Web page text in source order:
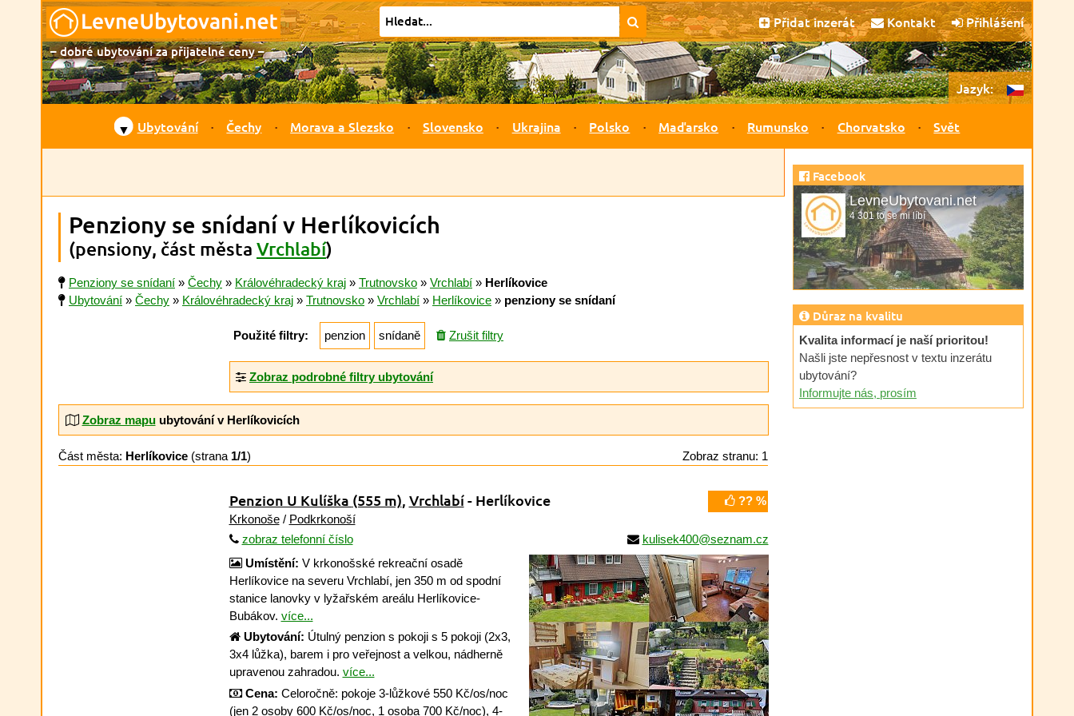
Přidat inzerát Kontakt Přihlášení
– dobré ubytování za přijatelné ceny –
Jazyk:
▼ Ubytování Čechy Morava a Slezsko Slovensko Ukrajina Polsko Maďarsko Rumunsko Chorvatsko Svět
Penziony se snídaní v Herlíkovicích
(pensiony, část města Vrchlabí)
Penziony se snídaní » Čechy » Královéhradecký kraj » Trutnovsko » Vrchlabí » Herlíkovice
Ubytování » Čechy » Královéhradecký kraj » Trutnovsko » Vrchlabí » Herlíkovice » penziony se snídaní
Použité filtry: penzion snídaně Zrušit filtry
Zobraz podrobné filtry ubytování
Zobraz mapuubytování v Herlíkovicích
Část města: Herlíkovice (strana 1/1) Zobraz stranu: 1
?? %
Penzion U Kulíška (555 m), Vrchlabí- Herlíkovice
Krkonoše/ Podkrkonoší
zobraz telefonní číslo
kulisek400@seznam.cz
Umístění: V krkonošské rekreační osadě
Herlíkovice na severu Vrchlabí, jen 350 m od spodní
stanice lanovky v lyžařském areálu Herlíkovice-
Bubákov. více...
Ubytování: Útulný penzion s pokoji s 5 pokoji (2x3,
3x4 lůžka), barem i pro veřejnost a velkou, nádherně
upravenou zahradou. více...
Cena: Celoročně: pokoje 3-lůžkové 550 Kč/os/noc
(jen 2 osoby 600 Kč/os/noc, 1 osoba 700 Kč/noc), 4-
Facebook
LevneUbytovani.net
4 301 to se mi líbí
Důraz na kvalitu
Kvalita informací je naší prioritou!
Našli jste nepřesnost v textu inzerátu
ubytování?
Informujte nás, prosím